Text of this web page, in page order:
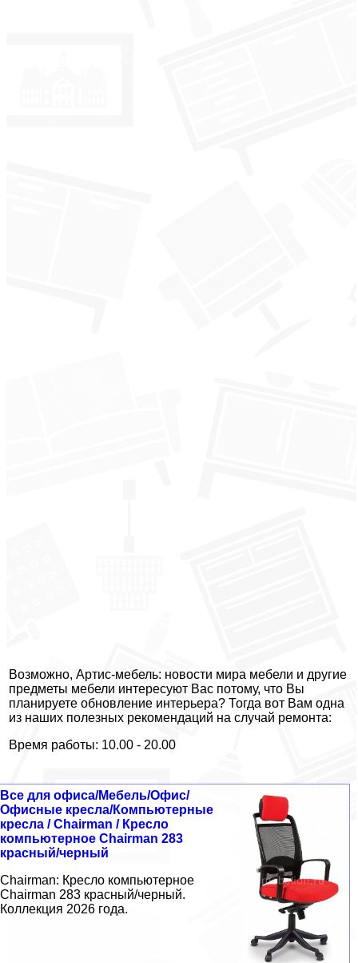
Возможно, Артис-мебель: новости мира мебели и другие
предметы мебели интересуют Вас потому, что Вы
планируете обновление интерьера? Тогда вот Вам одна
из наших полезных рекомендаций на случай ремонта:
Время работы: 10.00 - 20.00
Все для офиса/Мебель/Офис/
Офисные кресла/Компьютерные
кресла / Chairman / Кресло
компьютерное Chairman 283
красный/черный
Chairman: Кресло компьютерное
Chairman 283 красный/черный.
Коллекция 2026 года.